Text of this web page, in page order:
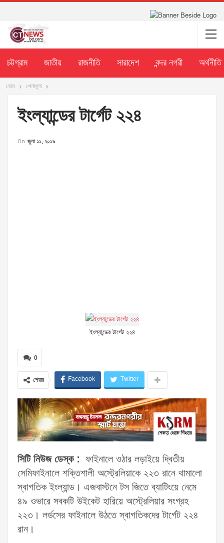
চট্টগ্রাম জাতীয় রাজনীতি সারাদেশ বন্দর নগরী অর্থনীতি
হোম খেলাধূলা
ইংল্যান্ডের টার্গেট ২২৪
On জুলা ১১, ২০১৯
ইংল্যান্ডের টার্গেট ২২৪
0
শেয়ার Facebook Twitter
সিটি নিউজ ডেস্ক : ফাইনালে ওঠার লড়াইয়ে দ্বিতীয়
সেমিফাইনালে শক্তিশালী অস্ট্রেলিয়াকে ২২৩ রানে থামালো
স্বাগতিক ইংল্যান্ড। এজবাস্টনে টস জিতে ব্যাটিংয়ে নেমে
৪৯ ওভারে সবকটি উইকেট হারিয়ে অস্ট্রেলিয়ার সংগ্রহ
২২৩। লর্ডসের ফাইনালে উঠতে স্বাগতিকদের টার্গেট ২২৪
রান।